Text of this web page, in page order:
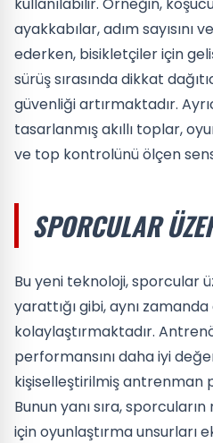
ayakkabılar, adım sayısını
ederken, bisikletçiler için
sürüş sırasında dikkat
güvenliği artırmaktadır.
tasarlanmış akıllı toplar,
ve top kontrolünü ölçen
SPORCULAR
Bu yeni teknoloji, sporcular
yarattığı gibi, aynı
kolaylaştırmaktadır.
performansını daha iyi
kişiselleştirilmiş antrenman
Bunun yanı sıra,
için oyunlaştırma unsurları